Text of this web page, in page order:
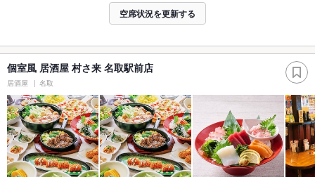
空席状況を更新する
個室風 居酒屋 村さ来 名取駅前店
居酒屋 名取